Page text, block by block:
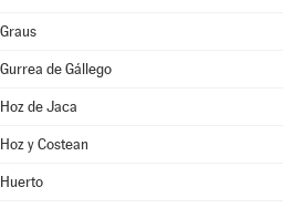
Graus
Gurrea de Gállego
Hoz de Jaca
Hoz y Costean
Huerto